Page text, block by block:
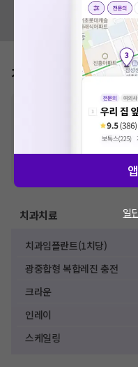
혹시 잘못된 병원정보
모두닥 팀에 알려주세요!
가격표
비급여 항목의 경우,추가비용
한 가격은 해당 의료기관에 직접
건강보험심
격입니다. (진료와 연관된 복합
산정될 수 있는 점 참고 바랍니다
VAT 포함
치과치료
치과임플란트(1치당)
광중합형 복합레진 충전
크라운
인레이
스케일링
일